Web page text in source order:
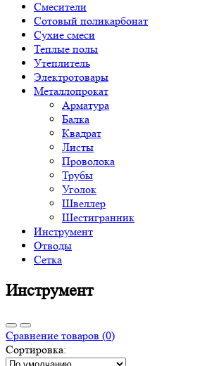
Смесители
Сотовый поликарбонат
Сухие смеси
Теплые полы
Утеплитель
Электротовары
Металлопрокат
Арматура
Балка
Квадрат
Листы
Проволока
Трубы
Уголок
Швеллер
Шестигранник
Инструмент
Отводы
Сетка
Инструмент
Сравнение товаров (0)
Сортировка: